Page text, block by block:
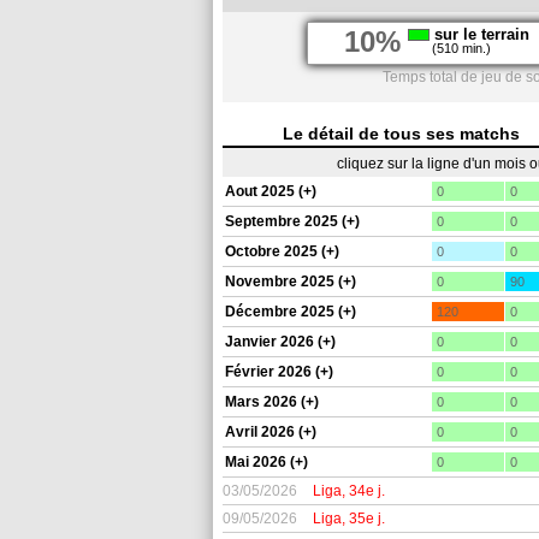
10% sur le terrain
(510 min.)
Temps total de jeu de
Le détail de tous ses matchs
cliquez sur la ligne d'un mois
Aout 2025 (+)
0 0
Septembre 2025 (+) 0 0
Octobre 2025 (+) 0 0
Novembre 2025 (+) 0 90
Décembre 2025 (+) 120 0
Janvier 2026 (+) 0 0
Février 2026 (+) 0 0
Mars 2026 (+) 0 0
Avril 2026 (+) 0 0
Mai 2026 (+) 0 0
03/05/2026 Liga, 34e j.
09/05/2026
Liga, 35e j.